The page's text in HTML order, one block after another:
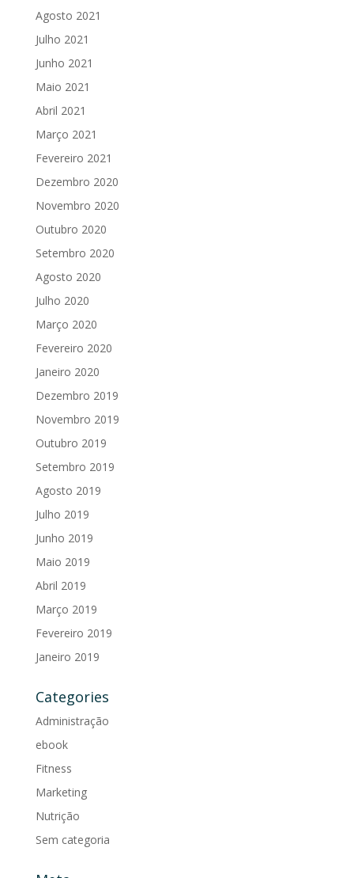
Agosto 2021
Julho 2021
Junho 2021
Maio 2021
Abril 2021
Março 2021
Fevereiro 2021
Dezembro 2020
Novembro 2020
Outubro 2020
Setembro 2020
Agosto 2020
Julho 2020
Março 2020
Fevereiro 2020
Janeiro 2020
Dezembro 2019
Novembro 2019
Outubro 2019
Setembro 2019
Agosto 2019
Julho 2019
Junho 2019
Maio 2019
Abril 2019
Março 2019
Fevereiro 2019
Janeiro 2019
Categories
Administração
ebook
Fitness
Marketing
Nutrição
Sem categoria